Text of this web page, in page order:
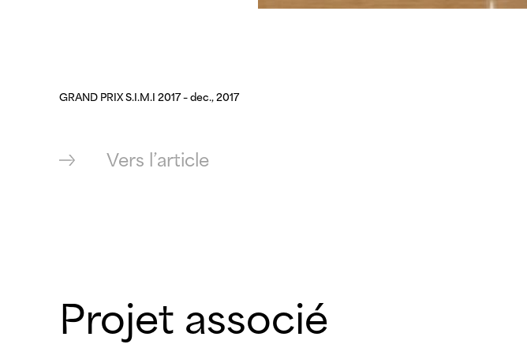
GRAND PRIX S.I.M.I 2017 – dec., 2017
Vers l’article
Projet associé